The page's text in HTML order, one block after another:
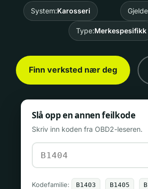
System:Karosseri
Type:Merkespesifikk
Finn verksted nær deg
Slå opp en annen feilkode
Skriv inn koden fra OBD2-leseren.
Kodefamilie: B1403 B1405